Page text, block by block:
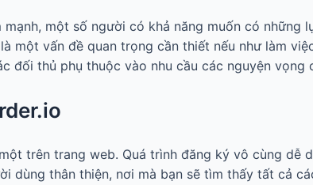
một số người có khả năng muốn có
một vấn đề quan trọng cần thiết nếu như làm
đối thủ phụ thuộc vào nhu cầu các nguyện vọng
trên trang web. Quá trình đăng ký vô cùng dễ
dùng thân thiện, nơi mà bạn sẽ tìm thấy tất cả